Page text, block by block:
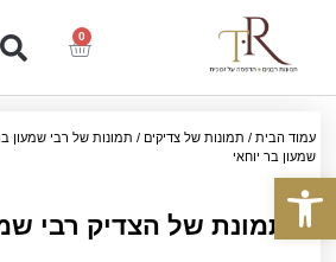
פתח סרגל נגישות
0
עמוד הבית / תמונות של צדיקים / תמונות של רבי שמעון
שמעון בר יוחאי
תמונת של הצדיק רבי